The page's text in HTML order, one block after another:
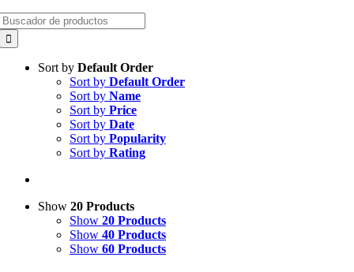
Sort by Default Order
Sort by Default Order
Sort by Name
Sort by Price
Sort by Date
Sort by Popularity
Sort by Rating
Show 20 Products
Show 20 Products
Show 40 Products
Show 60 Products